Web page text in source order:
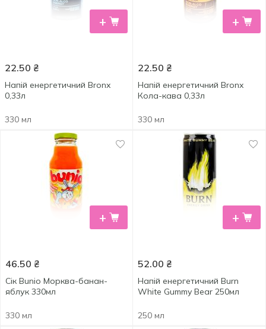
+
22.50 ₴
Напій енергетичний Bronx
0,33л
330 мл
+
22.50 ₴
Напій енергетичний Bronx
Кола-кава 0,33л
330 мл
+
46.50 ₴
Сік Bunio Морква-банан-
яблук 330мл
330 мл
+
52.00 ₴
Напій енергетичний Burn
White Gummy Bear 250мл
250 мл